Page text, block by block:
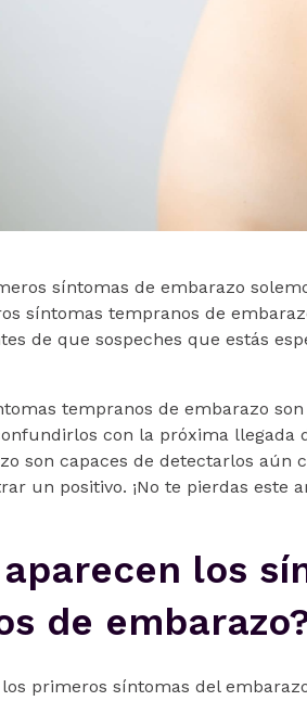
síntomas de embarazo
síntomas tempranos de
de que sospeches que estás
tempranos de embarazo
con la próxima llegada
son capaces de detectarlos aún
un positivo. ¡No te pierdas este
aparecen los
de
primeros síntomas del